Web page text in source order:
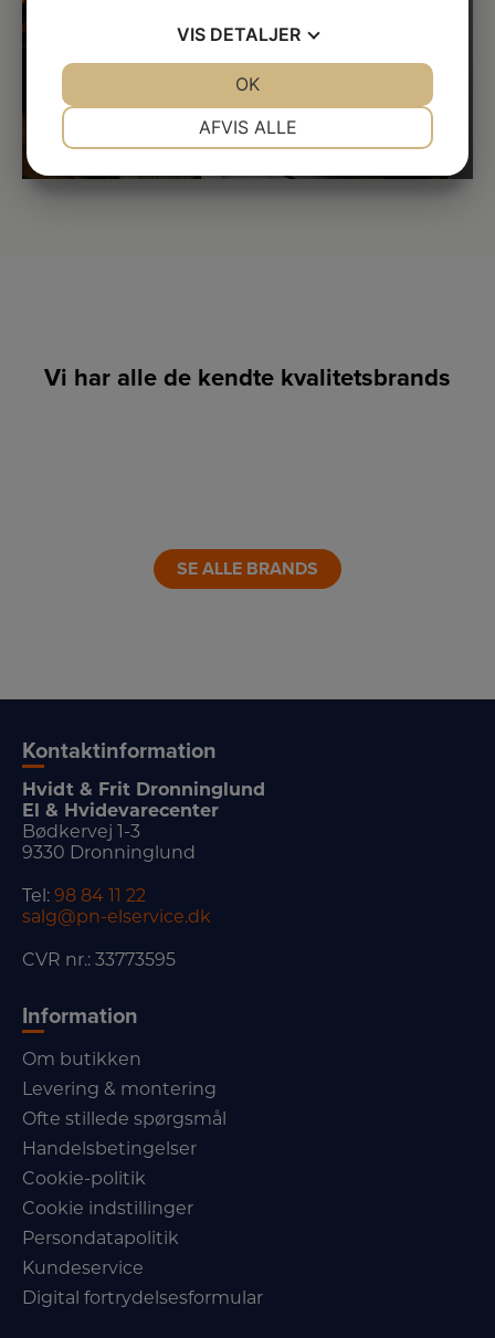
Vi har alle de kendte kvalitetsbrands
SE ALLE BRANDS
Kontaktinformation
Hvidt & Frit Dronninglund
El & Hvidevarecenter
Bødkervej 1-3
9330 Dronninglund
Tel: 98 84 11 22
salg@pn-elservice.dk
CVR nr.: 33773595
Information
Om butikken
Levering & montering
Ofte stillede spørgsmål
Handelsbetingelser
Cookie-politik
Cookie indstillinger
Persondatapolitik
Kundeservice
Digital fortrydelsesformular
VIS DETALJER
AFVIS ALLE
OK